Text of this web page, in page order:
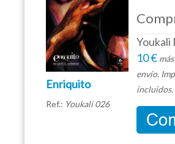
Enriquito
Ref.: Youkali 026
Youkali
10 €
envío.
incluidos.